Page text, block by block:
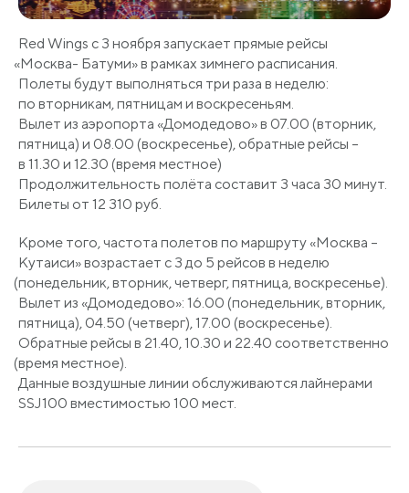
Red Wings с 3 ноября запускает прямые рейсы
«Москва- Батуми» в рамках зимнего расписания.
Полеты будут выполняться три раза в неделю:
по вторникам, пятницам и воскресеньям.
Вылет из аэропорта «Домодедово» в 07.00 (вторник,
пятница) и 08.00 (воскресенье), обратные рейсы –
в 11.30 и 12.30 (время местное)
Продолжительность полёта составит 3 часа 30 минут.
Билеты от 12 310 руб.
Кроме того, частота полетов по маршруту «Москва –
Кутаиси» возрастает с 3 до 5 рейсов в неделю
(понедельник, вторник, четверг, пятница, воскресенье).
Вылет из «Домодедово»: 16.00 (понедельник, вторник,
пятница), 04.50 (четверг), 17.00 (воскресенье).
Обратные рейсы в 21.40, 10.30 и 22.40 соответственно
(время местное).
Данные воздушные линии обслуживаются лайнерами
SSJ100 вместимостью 100 мест.